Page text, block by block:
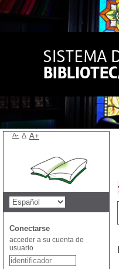
A- A A+
Conectarse
acceder a su cuenta de
usuario